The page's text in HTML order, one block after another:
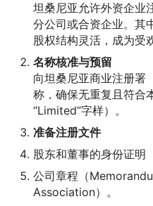
坦桑尼亚允许外资企业
分公司或合资企业。其
股权结构灵活，成为受
名称核准与预留
向坦桑尼亚商业注册署
称，确保无重复且符合
“Limited”字样）。
准备注册文件
股东和董事的身份证明
公司章程（
Association）。